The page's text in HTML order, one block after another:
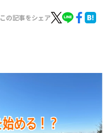
この記事をシェア